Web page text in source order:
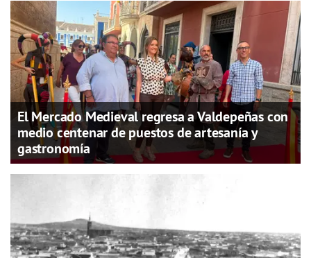
El Mercado Medieval regresa a Valdepeñas con
medio centenar de puestos de artesanía y
gastronomía